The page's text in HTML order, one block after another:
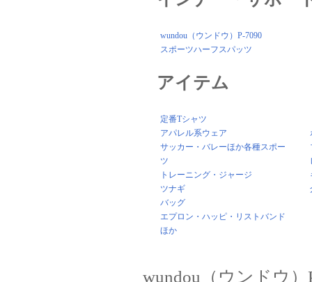
wundou（ウンドウ）P-7090
スポーツハーフスパッツ
アイテム
定番Tシャツ
アパレル系ウェア
サッカー・バレーほか各種スポー
ツ
トレーニング・ジャージ
ツナギ
バッグ
エプロン・ハッピ・リストバンド
ほか
wundou（ウンドウ